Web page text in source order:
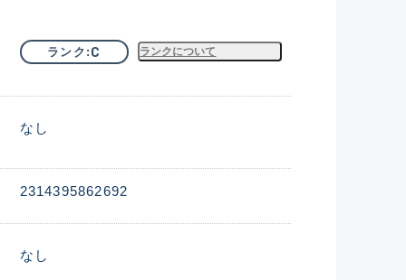
ランク C ランクについて
なし
2314395862692
なし